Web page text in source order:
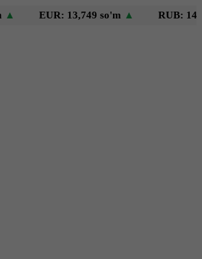
EUR: 13,749 so'm▲ RUB: 146 so'm▼